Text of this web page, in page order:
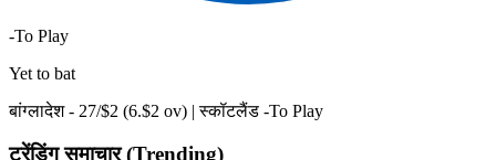
-To Play
Yet to bat
बांग्लादेश - 27/$2 (6.$2 ov) | स्कॉटलैंड -To Play
ट्रेंडिंग समाचार (Trending)